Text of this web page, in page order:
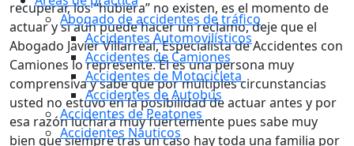
Abogado de accidentes de tráfico
Accidentes Automovilísticos
Accidentes de Camiones
Accidentes de Motocicleta
Accidentes de Autobús
Accidentes de Peatones
Accidentes Náuticos
recuperar, los “hubiera” no existen, es el momento de
actuar y si aún puede hacer un reclamo, deje que el
Abogado Javier Villarreal, Especialista de Accidentes con
Camiones lo represente. Él es una persona muy
comprensiva y sabe que por múltiples circunstancias
usted no estuvo en la posibilidad de actuar antes y por
esa razón luchará muy fuertemente pues sabe muy
bien que siempre tras un caso hay toda una familia por